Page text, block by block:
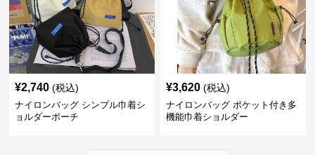
¥2,740 (税込)
ナイロンバッグ シンプル巾着シ
ョルダーポーチ
¥3,620 (税込)
ナイロンバッグ ポケット付き多
機能巾着ショルダー